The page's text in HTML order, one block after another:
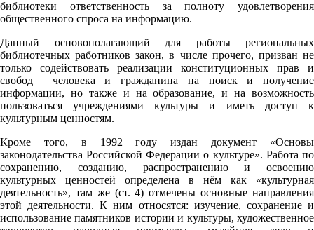
библиотеки ответственность за полноту удовлетворения
общественного спроса на информацию.
Данный основополагающий для работы региональных
библиотечных работников закон, в числе прочего, призван не
только содействовать реализации конституционных прав и
свобод человека и гражданина на поиск и получение
информации, но также и на образование, и на возможность
пользоваться учреждениями культуры и иметь доступ к
культурным ценностям.
Кроме того, в 1992 году издан документ «Основы
законодательства Российской Федерации о культуре». Работа по
сохранению, созданию, распространению и освоению
культурных ценностей определена в нём как «культурная
деятельность», там же (ст. 4) отмечены основные направления
этой деятельности. К ним относятся: изучение, сохранение и
использование памятников истории и культуры, художественное